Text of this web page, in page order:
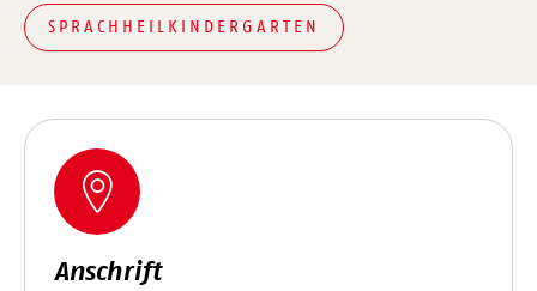
SPRACHHEILKINDERGARTEN
Anschrift